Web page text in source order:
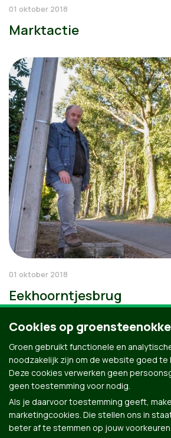
01 oktober 2018
Marktactie
01 oktober 2018
Eekhoorntjesbrug
Cookies op
Groen gebruikt functionele en
noodzakelijk zijn om de website goed te
Deze cookies verwerken geen
geen toestemming voor nodig.
Als je daarvoor toestemming geeft,
marketingcookies. Die stellen ons in
beter af te stemmen op jouw voorkeuren.